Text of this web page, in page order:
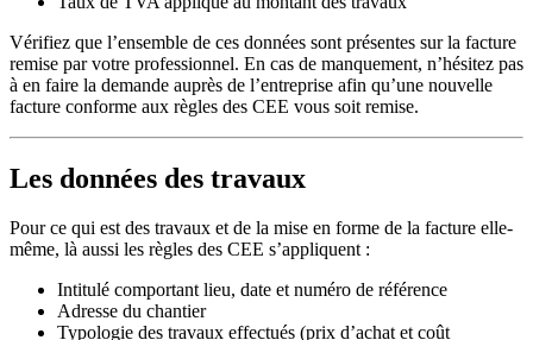
Vérifiez que l’ensemble de ces données sont présentes sur la facture
remise par votre professionnel. En cas de manquement, n’hésitez pas
à en faire la demande auprès de l’entreprise afin qu’une nouvelle
facture conforme aux règles des CEE vous soit remise.
Les données des travaux
Pour ce qui est des travaux et de la mise en forme de la facture elle-
même, là aussi les règles des CEE s’appliquent :
Intitulé comportant lieu, date et numéro de référence
Adresse du chantier
Typologie des travaux effectués (prix d’achat et coût